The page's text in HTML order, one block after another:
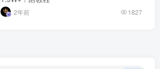
2年前 1827